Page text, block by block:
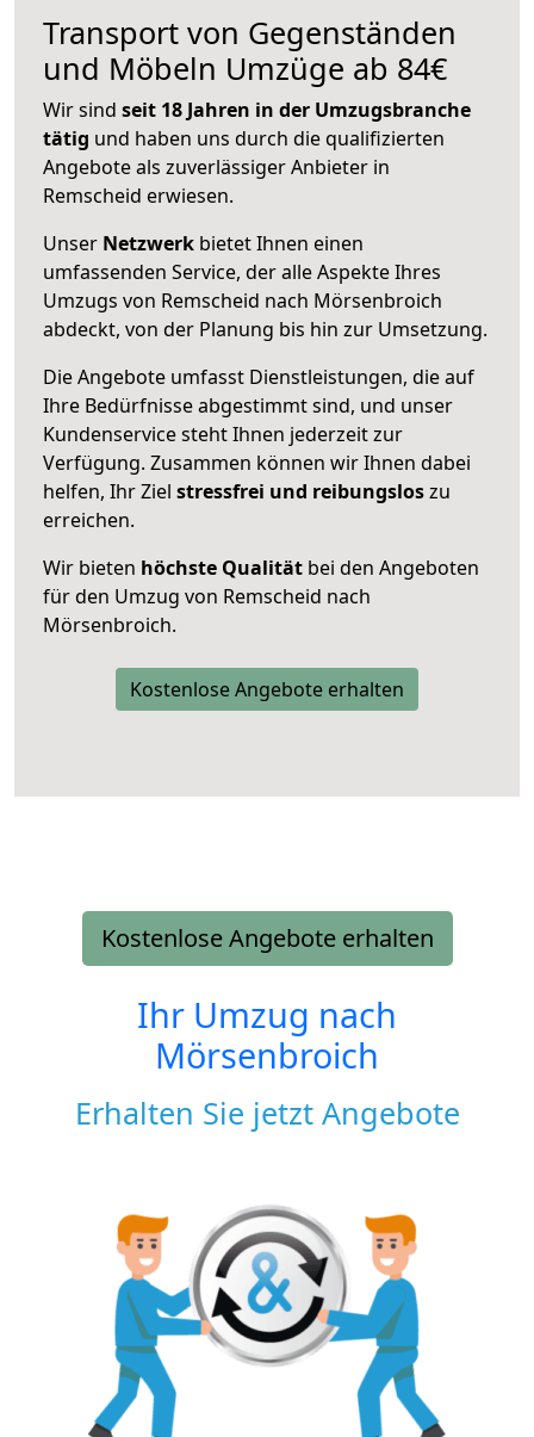
Transport von Gegenständen
und Möbeln Umzüge ab 84€
Wir sind seit 18 Jahren in der Umzugsbranche
tätig und haben uns durch die qualifizierten
Angebote als zuverlässiger Anbieter in
Remscheid erwiesen.
Unser Netzwerk bietet Ihnen einen
umfassenden Service, der alle Aspekte Ihres
Umzugs von Remscheid nach Mörsenbroich
abdeckt, von der Planung bis hin zur Umsetzung.
Die Angebote umfasst Dienstleistungen, die auf
Ihre Bedürfnisse abgestimmt sind, und unser
Kundenservice steht Ihnen jederzeit zur
Verfügung. Zusammen können wir Ihnen dabei
helfen, Ihr Ziel stressfrei und reibungsloszu
erreichen.
Wir bieten höchste Qualität bei den Angeboten
für den Umzug von Remscheid nach
Mörsenbroich.
Kostenlose Angebote erhalten
Kostenlose Angebote erhalten
Ihr Umzug nach
Mörsenbroich
Erhalten Sie jetzt Angebote